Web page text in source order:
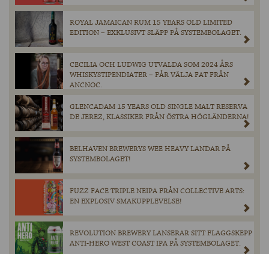
ROYAL JAMAICAN RUM 15 YEARS OLD LIMITED
EDITION – EXKLUSIVT SLÄPP PÅ SYSTEMBOLAGET.
CECILIA OCH LUDWIG UTVALDA SOM 2024 ÅRS
WHISKYSTIPENDIATER – FÅR VÄLJA FAT FRÅN
ANCNOC.
GLENCADAM 15 YEARS OLD SINGLE MALT RESERVA
DE JEREZ, KLASSIKER FRÅN ÖSTRA HÖGLÄNDERNA!
BELHAVEN BREWERYS WEE HEAVY LANDAR PÅ
SYSTEMBOLAGET!
FUZZ FACE TRIPLE NEIPA FRÅN COLLECTIVE ARTS:
EN EXPLOSIV SMAKUPPLEVELSE!
REVOLUTION BREWERY LANSERAR SITT FLAGGSKEPP
ANTI-HERO WEST COAST IPA PÅ SYSTEMBOLAGET.